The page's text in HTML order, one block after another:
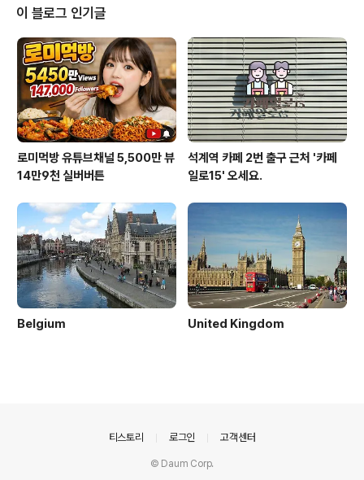
데요 시장도 들리고 박물관 들렸다가 코스 짜놓은 대로 이
곳저곳 들렸지요ㅎㅎ 점심으로는 안면도맛집추천 받은 해
송꽃게집에서 먹었는데 여름이라서 해산물 피하려고 했는
데 안면도가 바닷가인지라 온김에 먹자해서 먹었어요 다행
히도 저나 부모님 모두 간장게장에 게국지까지 맛나게 먹
고 온 것 같습니다^~^ 차를 타고 한 20분? 운전하니까 나
오더..
이 블로그 인기글
로미먹방 유튜브채널 5,500만 뷰
14만9천 실버버튼
석계역 카페 2번 출구 근처 '카페
일로15' 오세요.
Belgium United Kingdom
티스토리 로그인 고객센터
© Daum Corp.